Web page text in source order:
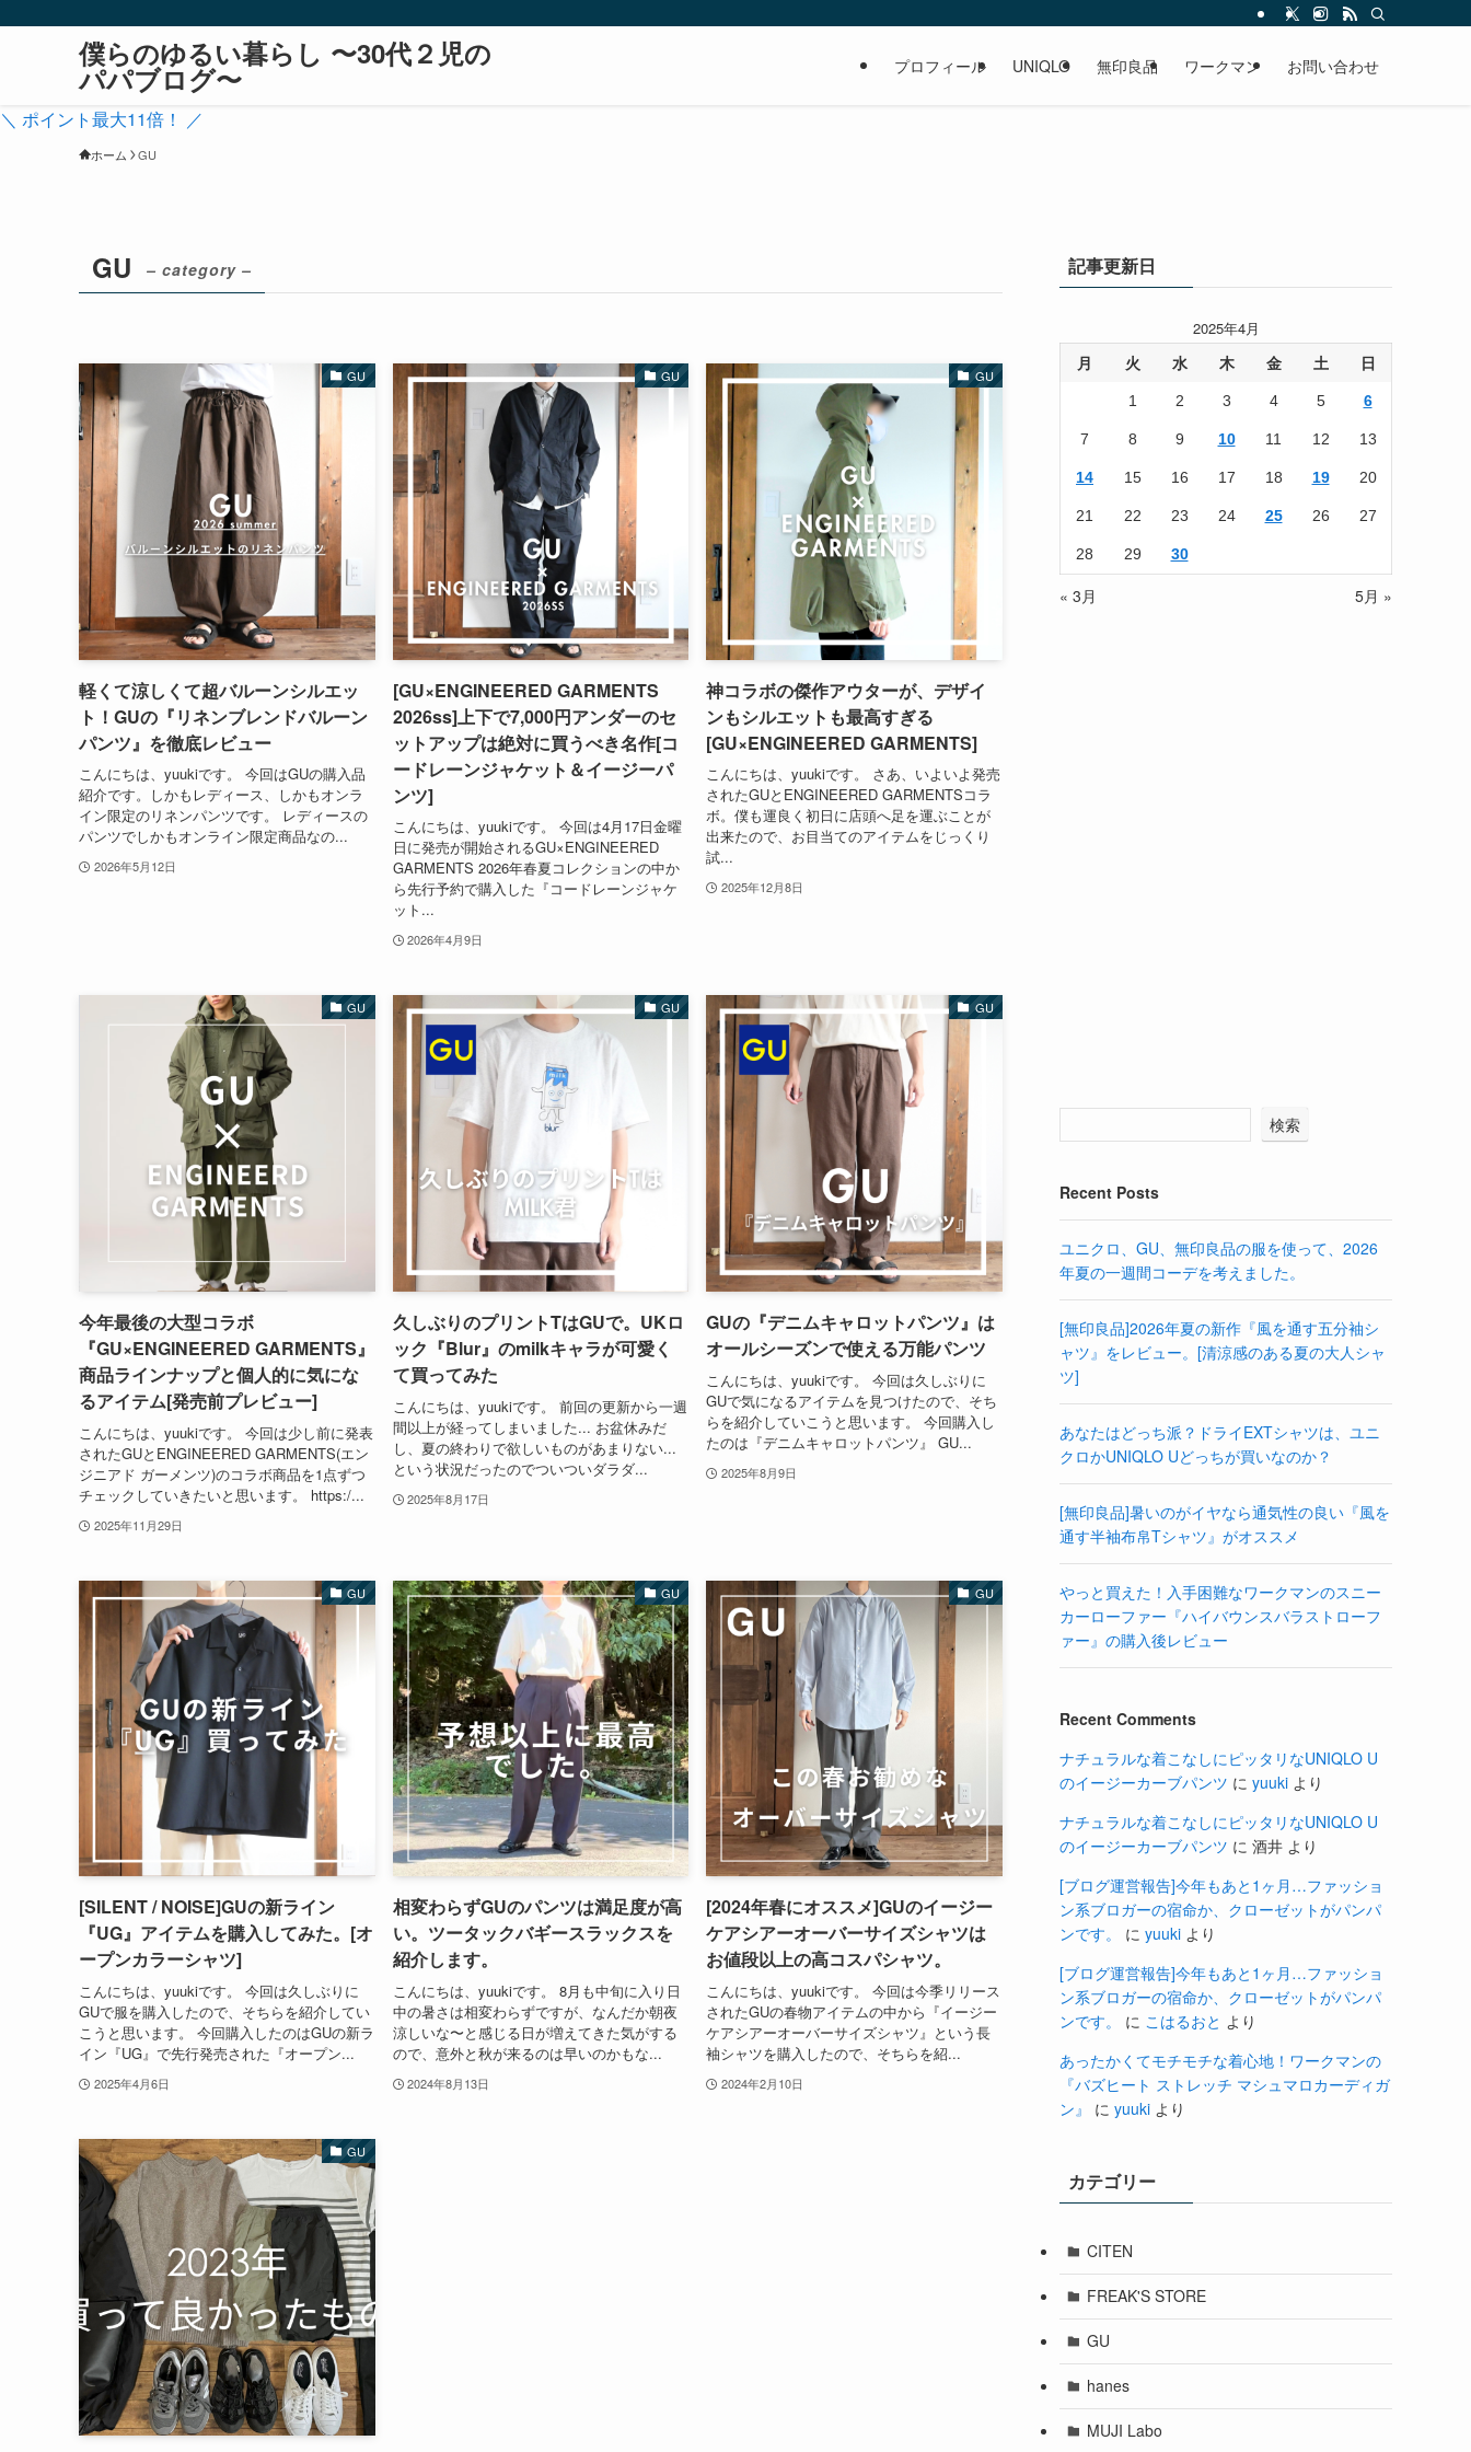
僕らのゆるい暮らし 〜30代２児の
パパブログ〜 プロフィール UNIQLO 無印良品 ワークマン お問い合わせ
＼ ポイント最大11倍！ ／
ホーム GU
GU – category –
GU
軽くて涼しくて超バルーンシルエッ
ト！GUの『リネンブレンドバルーン
パンツ』を徹底レビュー
こんにちは、yuukiです。 今回はGUの購入品
紹介です。しかもレディース、しかもオンラ
イン限定のリネンパンツです。 レディースの
パンツでしかもオンライン限定商品なの...
2026年5月12日
GU
[GU×ENGINEERED GARMENTS
2026ss]上下で7,000円アンダーのセ
ットアップは絶対に買うべき名作[コ
ードレーンジャケット＆イージーパ
ンツ]
こんにちは、yuukiです。 今回は4月17日金曜
日に発売が開始されるGU×ENGINEERED
GARMENTS 2026年春夏コレクションの中か
ら先行予約で購入した『コードレーンジャケ
ット...
2026年4月9日
GU
神コラボの傑作アウターが、デザイ
ンもシルエットも最高すぎる
[GU×ENGINEERED GARMENTS]
こんにちは、yuukiです。 さあ、いよいよ発売
されたGUとENGINEERED GARMENTSコラ
ボ。僕も運良く初日に店頭へ足を運ぶことが
出来たので、お目当てのアイテムをじっくり
試...
2025年12月8日
GU
今年最後の大型コラボ
『GU×ENGINEERED GARMENTS』
商品ラインナップと個人的に気にな
るアイテム[発売前プレビュー]
こんにちは、yuukiです。 今回は少し前に発表
されたGUとENGINEERED GARMENTS(エン
ジニアド ガーメンツ)のコラボ商品を1点ずつ
チェックしていきたいと思います。 https:/...
2025年11月29日
GU
久しぶりのプリントTはGUで。UKロ
ック『Blur』のmilkキャラが可愛く
て買ってみた
こんにちは、yuukiです。 前回の更新から一週
間以上が経ってしまいました... お盆休みだ
し、夏の終わりで欲しいものがあまりない...
という状況だったのでついついダラダ...
2025年8月17日
GU
GUの『デニムキャロットパンツ』は
オールシーズンで使える万能パンツ
こんにちは、yuukiです。 今回は久しぶりに
GUで気になるアイテムを見つけたので、そち
らを紹介していこうと思います。 今回購入し
たのは『デニムキャロットパンツ』 GU...
2025年8月9日
GU
[SILENT / NOISE]GUの新ライン
『UG』アイテムを購入してみた。[オ
ープンカラーシャツ]
こんにちは、yuukiです。 今回は久しぶりに
GUで服を購入したので、そちらを紹介してい
こうと思います。 今回購入したのはGUの新ラ
イン『UG』で先行発売された『オープン...
2025年4月6日
GU
相変わらずGUのパンツは満足度が高
い。ツータックバギースラックスを
紹介します。
こんにちは、yuukiです。 8月も中旬に入り日
中の暑さは相変わらずですが、なんだか朝夜
涼しいな〜と感じる日が増えてきた気がする
ので、意外と秋が来るのは早いのかもな...
2024年8月13日
GU
[2024年春にオススメ]GUのイージー
ケアシアーオーバーサイズシャツは
お値段以上の高コスパシャツ。
こんにちは、yuukiです。 今回は今季リリース
されたGUの春物アイテムの中から『イージー
ケアシアーオーバーサイズシャツ』という長
袖シャツを購入したので、そちらを紹...
2024年2月10日
GU
記事更新日
2025年4月
月 火 水 木 金 土 日
1 2 3 4 5 6
7 8 9 10 11 12 13
14 15 16 17 18 19 20
21 22 23 24 25 26 27
28 29 30
« 3月 5月 »
検索
Recent Posts
ユニクロ、GU、無印良品の服を使って、2026
年夏の一週間コーデを考えました。
[無印良品]2026年夏の新作『風を通す五分袖シ
ャツ』をレビュー。[清涼感のある夏の大人シャ
ツ]
あなたはどっち派？ドライEXTシャツは、ユニ
クロかUNIQLO Uどっちが買いなのか？
[無印良品]暑いのがイヤなら通気性の良い『風を
通す半袖布帛Tシャツ』がオススメ
やっと買えた！入手困難なワークマンのスニー
カーローファー『ハイバウンスバラストローフ
ァー』の購入後レビュー
Recent Comments
ナチュラルな着こなしにピッタリなUNIQLO U
のイージーカーブパンツ に yuuki より
ナチュラルな着こなしにピッタリなUNIQLO U
のイージーカーブパンツ に 酒井 より
[ブログ運営報告]今年もあと1ヶ月…ファッショ
ン系ブロガーの宿命か、クローゼットがパンパ
ンです。
に yuuki より
[ブログ運営報告]今年もあと1ヶ月…ファッショ
ン系ブロガーの宿命か、クローゼットがパンパ
ンです。
に こはるおと より
あったかくてモチモチな着心地！ワークマンの
『バズヒート ストレッチ マシュマロカーディガ
ン』
に yuuki より
カテゴリー
CITEN
FREAK'S STORE
GU
hanes
MUJI Labo